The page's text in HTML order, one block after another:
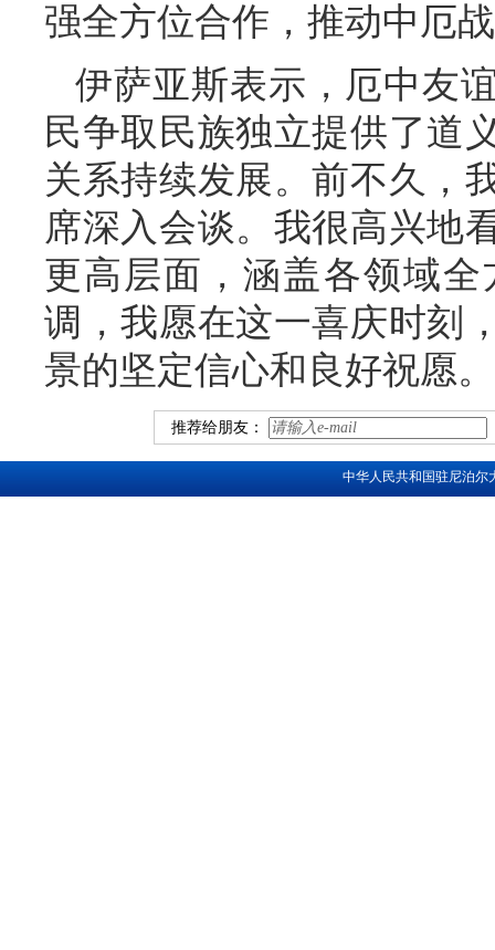
强全方位合作，推动中厄
伊萨亚斯表示，厄中友
民争取民族独立提供了道
关系持续发展。前不久，
席深入会谈。我很高兴地
更高层面，涵盖各领域
调，我愿在这一喜庆时刻
景的坚定信心和良好祝愿。
推荐给朋友：
中华人民共和国驻尼泊尔